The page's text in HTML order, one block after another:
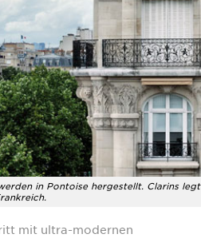
in Pontoise hergestellt. Clarins legt
mit ultra-modernen